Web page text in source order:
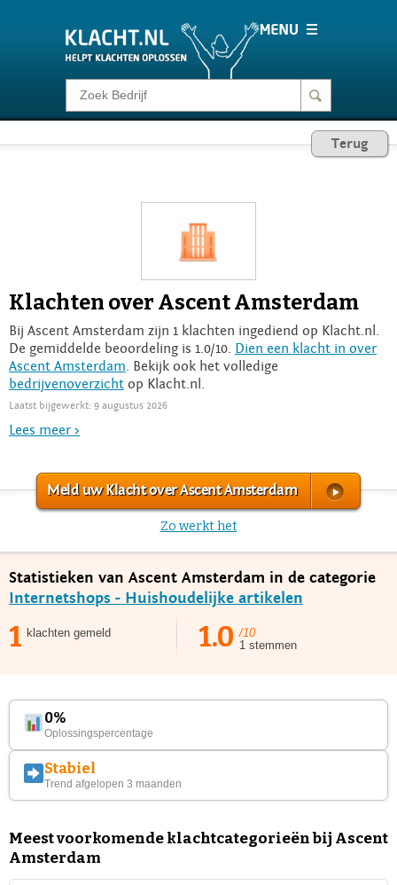
Klacht melden
Login
Terug
Klachten over Ascent Amsterdam
Bij Ascent Amsterdam zijn 1 klachten ingediend op Klacht.nl.
De gemiddelde beoordeling is 1.0/10. Dien een klacht in over
Ascent Amsterdam . Bekijk ook het volledige
bedrijvenoverzicht op Klacht.nl.
Laatst bijgewerkt: 9 augustus 2026
Lees meer >
Meld uw Klacht over Ascent Amsterdam
Zo werkt het
Statistieken van Ascent Amsterdam in de categorie
Internetshops - Huishoudelijke artikelen
1 klachten gemeld 1.0 /10
1 stemmen
0%
Oplossingspercentage
Stabiel
Trend afgelopen 3 maanden
Meest voorkomende klachtcategorieën bij Ascent
Amsterdam